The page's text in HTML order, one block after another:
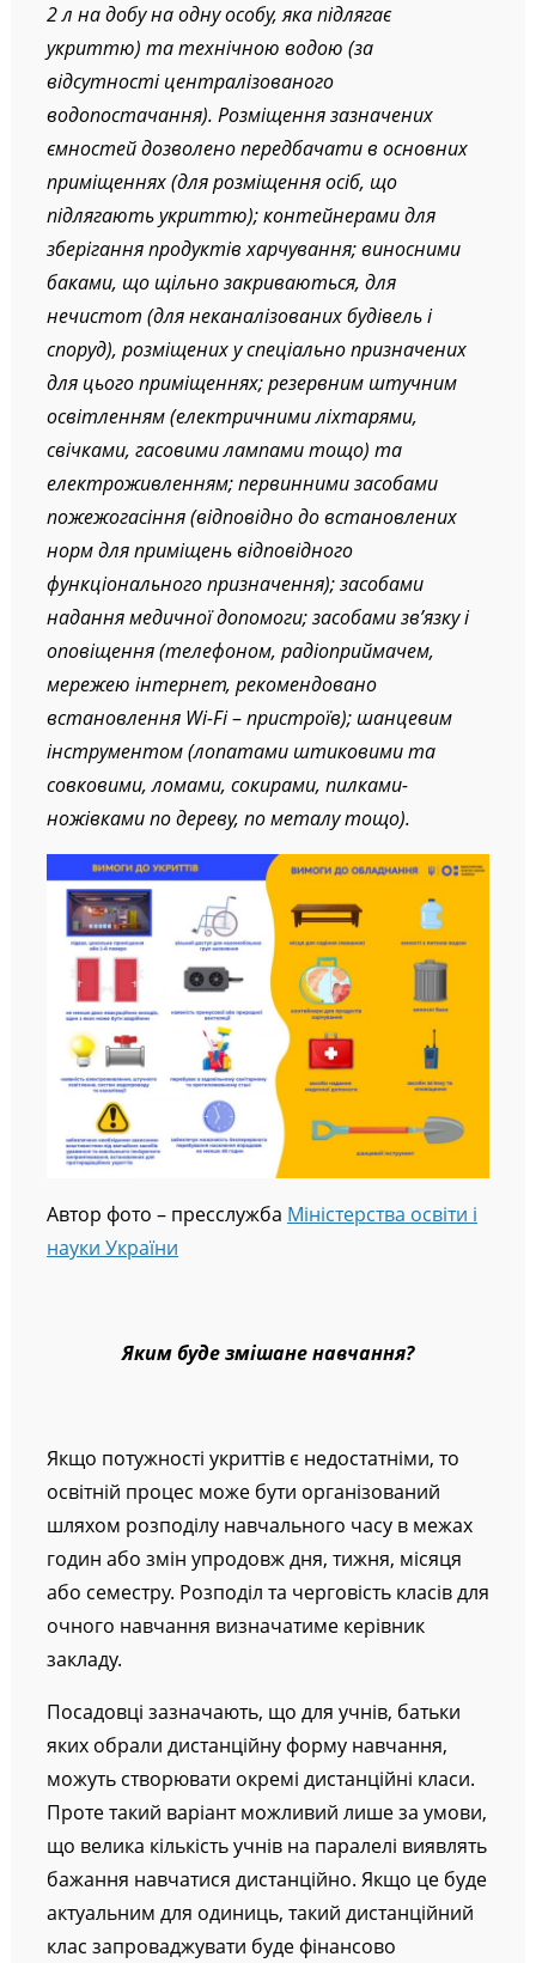
2 л на добу на одну особу, яка підлягає
укриттю) та технічною водою (за
відсутності централізованого
водопостачання). Розміщення зазначених
ємностей дозволено передбачати в основних
приміщеннях (для розміщення осіб, що
підлягають укриттю); контейнерами для
зберігання продуктів харчування; виносними
баками, що щільно закриваються, для
нечистот (для неканалізованих будівель і
споруд), розміщених у спеціально призначених
для цього приміщеннях; резервним штучним
освітленням (електричними ліхтарями,
свічками, гасовими лампами тощо) та
електроживленням; первинними засобами
пожежогасіння (відповідно до встановлених
норм для приміщень відповідного
функціонального призначення); засобами
надання медичної допомоги; засобами зв’язку і
оповіщення (телефоном, радіоприймачем,
мережею інтернет, рекомендовано
встановлення Wi-Fi–пристроїв); шанцевим
інструментом (лопатами штиковими та
совковими, ломами, сокирами, пилками-
ножівками по дереву, по металу тощо).
Автор фото – пресслужба Міністерства освіти і
науки України
Яким буде змішане навчання?
Якщо потужності укриттів є недостатніми, то
освітній процес може бути організований
шляхом розподілу навчального часу в межах
годин або змін упродовж дня, тижня, місяця
або семестру. Розподіл та черговість класів для
очного навчання визначатиме керівник
закладу.
Посадовці зазначають, що для учнів, батьки
яких обрали дистанційну форму навчання,
можуть створювати окремі дистанційні класи.
Проте такий варіант можливий лише за умови,
що велика кількість учнів на паралелі виявлять
бажання навчатися дистанційно. Якщо це буде
актуальним для одиниць, такий дистанційний
клас запроваджувати буде фінансово